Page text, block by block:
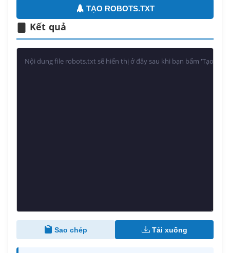
TẠO ROBOTS.TXT
Kết quả
Sao chép Tải xuống